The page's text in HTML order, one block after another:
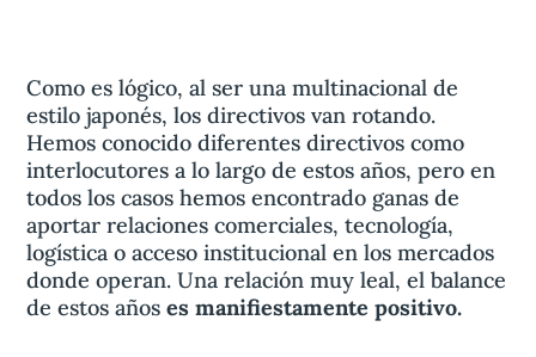
Como es lógico, al ser una multinacional de
estilo japonés, los directivos van rotando.
Hemos conocido diferentes directivos como
interlocutores a lo largo de estos años, pero en
todos los casos hemos encontrado ganas de
aportar relaciones comerciales, tecnología,
logística o acceso institucional en los mercados
donde operan. Una relación muy leal, el balance
de estos añoses manifiestamente positivo.